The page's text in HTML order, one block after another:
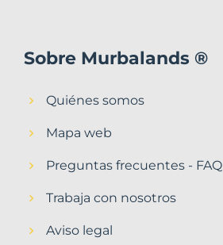
Sobre Murbalands ®
Quiénes somos
Mapa web
Preguntas frecuentes - FAQ
Trabaja con nosotros
Aviso legal